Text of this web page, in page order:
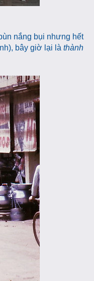
nắng bụi nhưng hết
bây giờ lại là thành